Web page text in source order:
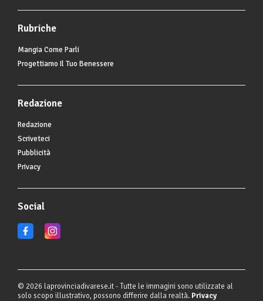
Rubriche
Mangia Come Parli
Progettiamo Il Tuo Benessere
Redazione
Redazione
Scriveteci
Pubblicità
Privacy
Social
© 2026 laprovinciadivarese.it - Tutte le immagini sono utilizzate al
solo scopo illustrativo, possono differire dalla realtà. Privacy